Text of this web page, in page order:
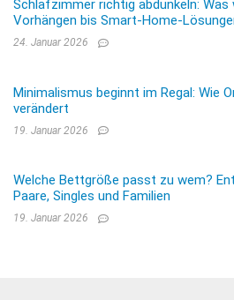
Schlafzimmer richtig abdunkeln:
Vorhängen bis Smart-Home-
24. Januar 2026
Minimalismus beginnt im Regal: Wie
verändert
19. Januar 2026
Welche Bettgröße passt zu wem?
Paare, Singles und Familien
19. Januar 2026